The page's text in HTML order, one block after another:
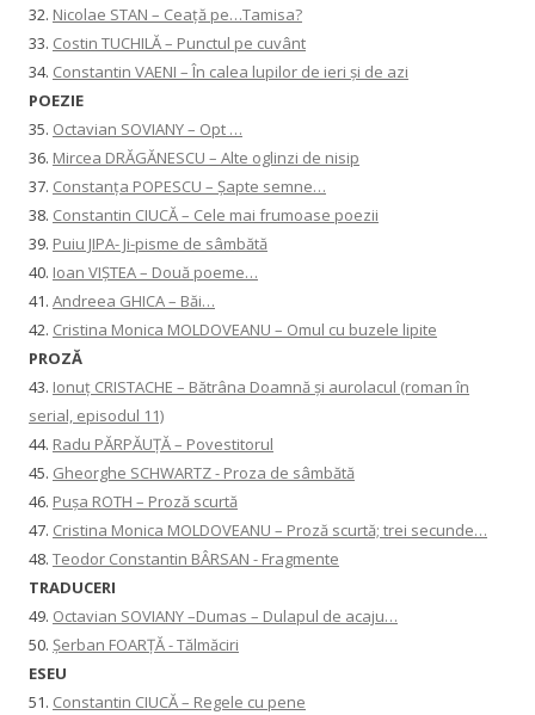
32. Nicolae STAN – Ceață pe…Tamisa?
33. Costin TUCHILĂ – Punctul pe cuvânt
34. Constantin VAENI – În calea lupilor de ieri și de azi
POEZIE
35. Octavian SOVIANY – Opt …
36. Mircea DRĂGĂNESCU – Alte oglinzi de nisip
37. Constanţa POPESCU – Șapte semne…
38. Constantin CIUCĂ – Cele mai frumoase poezii
39. Puiu JIPA- Ji-pisme de sâmbătă
40. Ioan VIȘTEA – Două poeme…
41. Andreea GHICA – Băi…
42. Cristina Monica MOLDOVEANU – Omul cu buzele lipite
PROZĂ
43. Ionuţ CRISTACHE – Bătrâna Doamnă și aurolacul (roman în
serial, episodul 11)
44. Radu PĂRPĂUȚĂ – Povestitorul
45. Gheorghe SCHWARTZ - Proza de sâmbătă
46. Pușa ROTH – Proză scurtă
47. Cristina Monica MOLDOVEANU – Proză scurtă; trei secunde…
48. Teodor Constantin BÂRSAN - Fragmente
TRADUCERI
49. Octavian SOVIANY –Dumas – Dulapul de acaju…
50. Șerban FOARȚĂ - Tălmăciri
ESEU
51. Constantin CIUCĂ – Regele cu pene